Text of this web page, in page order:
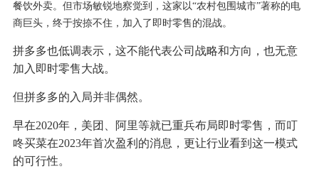
餐饮外卖。但市场敏锐地察觉到，这家以“农村包围城市”著称的电
商巨头，终于按捺不住，加入了即时零售的混战。
拼多多也低调表示，这不能代表公司战略和方向，也无意
加入即时零售大战。
但拼多多的入局并非偶然。
早在2020年，美团、阿里等就已重兵布局即时零售，而叮
咚买菜在2023年首次盈利的消息，更让行业看到这一模式
的可行性。